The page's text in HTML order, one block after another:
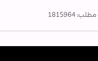
1815964